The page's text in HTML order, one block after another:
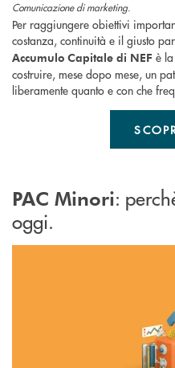
Comunicazione di marketing.
Per raggiungere obiettivi
costanza, continuità e il giusto
Accumulo Capitale di NEF è
costruire, mese dopo mese, un
liberamente quanto e con che
PAC Minori:
oggi.